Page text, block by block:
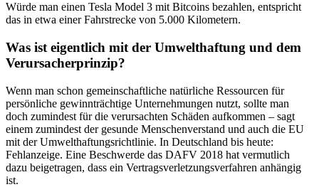
Würde man einen Tesla Model 3 mit Bitcoins bezahlen, entspricht
das in etwa einer Fahrstrecke von 5.000 Kilometern.
Was ist eigentlich mit der Umwelthaftung und dem
Verursacherprinzip?
Wenn man schon gemeinschaftliche natürliche Ressourcen für
persönliche gewinnträchtige Unternehmungen nutzt, sollte man
doch zumindest für die verursachten Schäden aufkommen – sagt
einem zumindest der gesunde Menschenverstand und auch die EU
mit der Umwelthaftungsrichtlinie. In Deutschland bis heute:
Fehlanzeige. Eine Beschwerde das DAFV 2018 hat vermutlich
dazu beigetragen, dass ein Vertragsverletzungsverfahren anhängig
ist.